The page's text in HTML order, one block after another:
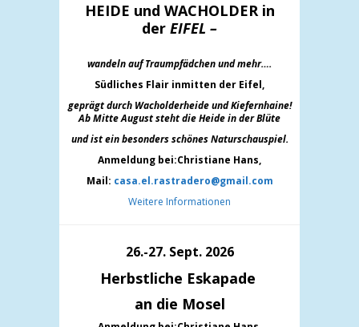
HEIDE und WACHOLDER in
der EIFEL –
wandeln auf Traumpfädchen und mehr….
Südliches Flair inmitten der Eifel,
geprägt durch Wacholderheide und Kiefernhaine!
Ab Mitte August steht die Heide in der Blüte
und ist ein besonders schönes Naturschauspiel.
Anmeldung bei:Christiane Hans,
Mail: casa.el.rastradero@gmail.com
Weitere Informationen
26.-27. Sept. 2026
Herbstliche Eskapade
an die Mosel